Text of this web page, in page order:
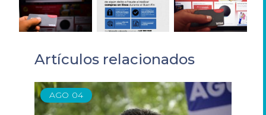
Artículos relacionados
AGO 04